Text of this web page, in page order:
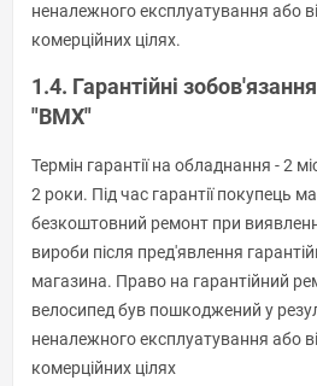
неналежного експлуатування або
комерційних цілях.
1.4. Гарантійні
"BMX"
Термін гарантії на обладнання - 2
2 роки. Під час гарантії покупець
безкоштовний ремонт при
вироби після пред'явлення
магазина. Право на гарантійний
велосипед був пошкоджений у
неналежного експлуатування або
комерційних цілях